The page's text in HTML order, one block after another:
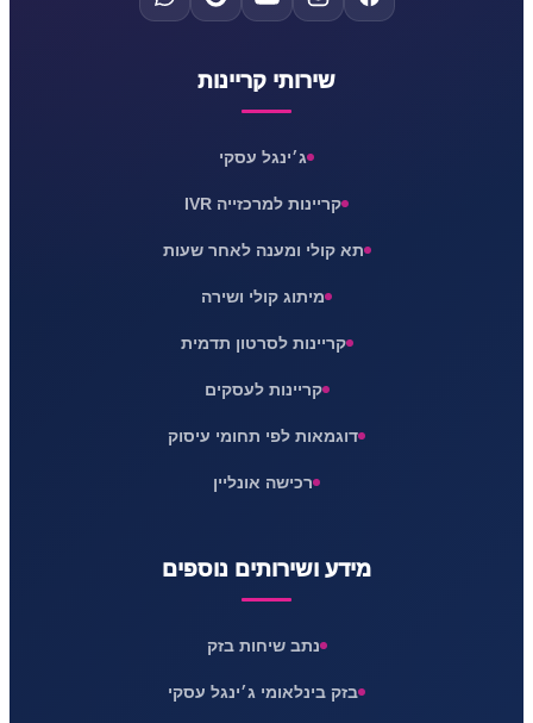
שירותי קריינות
ג׳ינגל עסקי
קריינות למרכזייה IVR
תא קולי ומענה לאחר שעות
מיתוג קולי ושירה
קריינות לסרטון תדמית
קריינות לעסקים
דוגמאות לפי תחומי עיסוק
רכישה אונליין
מידע ושירותים נוספים
נתב שיחות בזק
בזק בינלאומי ג׳ינגל עסקי